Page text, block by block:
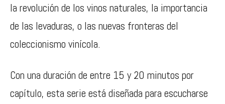
la revolución de los vinos naturales, la importancia
de las levaduras, o las nuevas fronteras del
coleccionismo vinícola.
Con una duración de entre 15 y 20 minutos por
capítulo, esta serie está diseñada para escucharse